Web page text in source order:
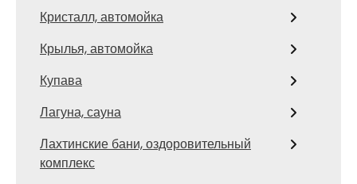
Кристалл, автомойка
Крылья, автомойка
Купава
Лагуна, сауна
Лахтинские бани, оздоровительный
комплекс